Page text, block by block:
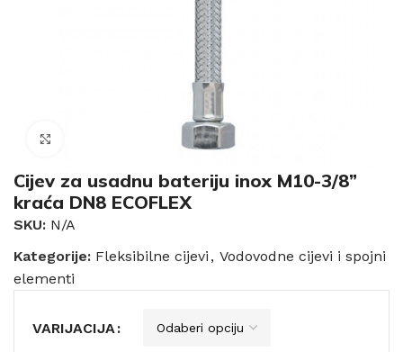
Cijev za usadnu bateriju inox M10-3/8”
kraća DN8 ECOFLEX
SKU: N/A
Kategorije: Fleksibilne cijevi , Vodovodne cijevi i spojni
elementi
VARIJACIJA